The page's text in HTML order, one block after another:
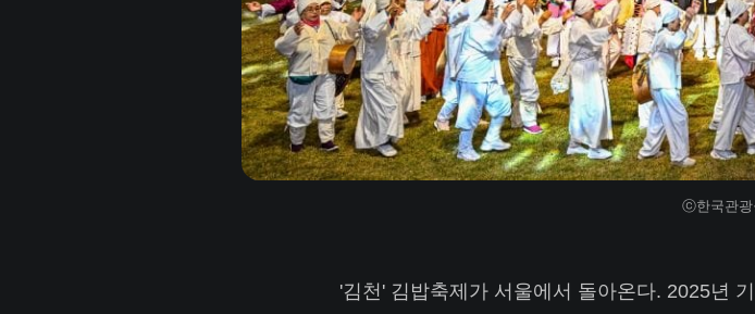
ⓒ한국관광
'김천' 김밥축제가 서울에서 돌아온다. 2025년